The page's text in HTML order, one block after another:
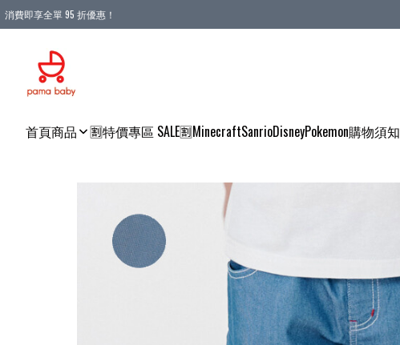
消費即享全單 95 折優惠！
首頁商品 🈹特價專區 SALE🈹MinecraftSanrioDisneyPokemon購物須知